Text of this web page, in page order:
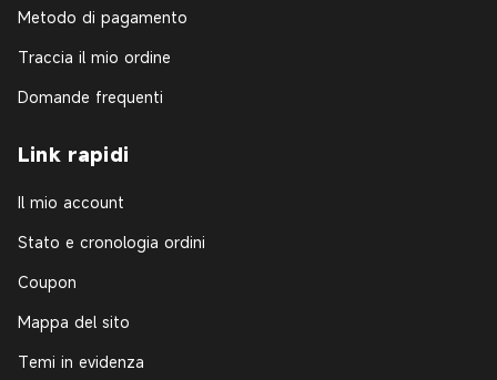
Metodo di pagamento
Traccia il mio ordine
Domande frequenti
Link rapidi
Il mio account
Stato e cronologia ordini
Coupon
Mappa del sito
Temi in evidenza